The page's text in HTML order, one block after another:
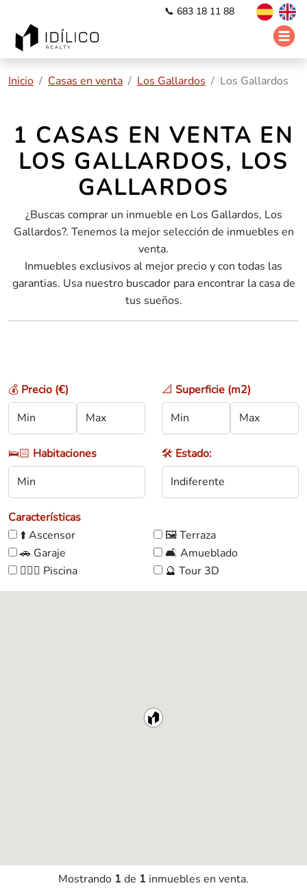
📞 683 18 11 88
Inicio Casas en venta Los Gallardos Los Gallardos
1 CASAS EN VENTA EN
LOS GALLARDOS, LOS
GALLARDOS
¿Buscas comprar un inmueble en Los Gallardos, Los
Gallardos?. Tenemos la mejor selección de inmuebles en
venta.
Inmuebles exclusivos al mejor precio y con todas las
garantias. Usa nuestro buscador para encontrar la casa de
tus sueños.
💰 Precio (€) 📐 Superficie (m2)
🛌🏻 Habitaciones 🛠️ Estado:
Características
⬆️ Ascensor
🖼️ Terraza
🚗 Garaje
🛋️ Amueblado
🏊🏼‍♀️ Piscina
🔮 Tour 3D
Mostrando 1 de 1 inmuebles en venta.